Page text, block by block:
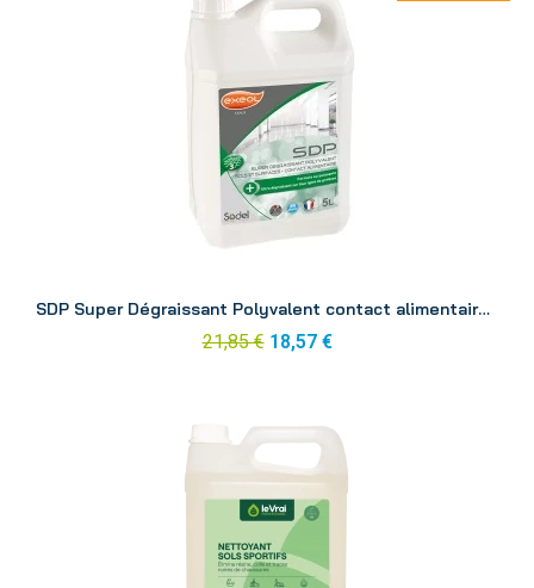
SDP Super Dégraissant Polyvalent contact alimentaire 5L
21,85 € 18,57 €